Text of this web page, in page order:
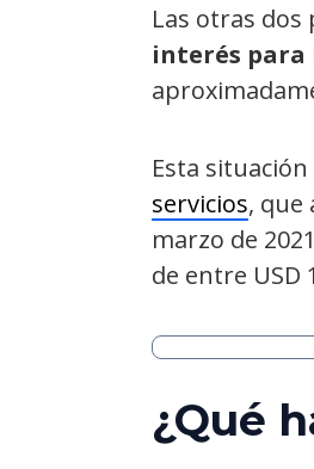
Las otras
interés para
Esta
servicios, que
marzo de
de entre USD
¿Qué